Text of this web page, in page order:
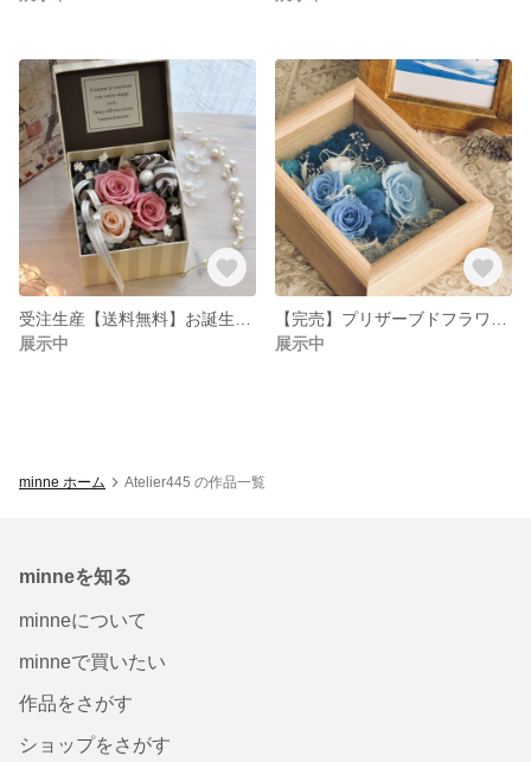
展示中
展示中
minne ホーム Atelier445 の作品一覧
minneを知る
minneについて
minneで買いたい
作品をさがす
ショップをさがす